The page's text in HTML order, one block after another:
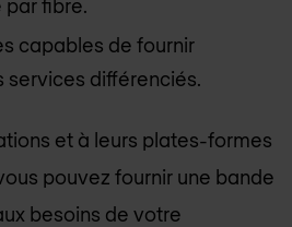
par fibre.
capables de fournir
services différenciés.
et à leurs plates-formes
pouvez fournir une bande
besoins de votre